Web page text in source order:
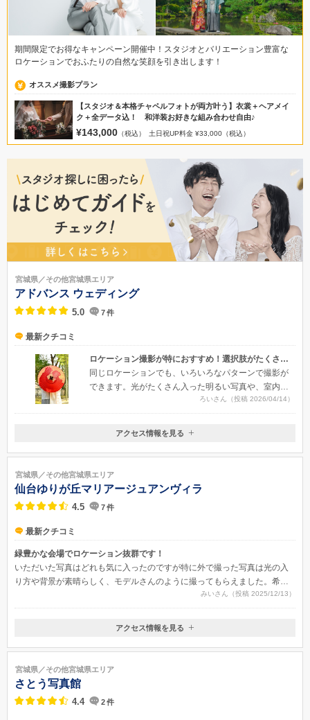
期間限定でお得なキャンペーン開催中！スタジオとバリエーション豊富な
ロケーションでおふたりの自然な笑顔を引き出します！
オススメ撮影プラン
【スタジオ＆本格チャペルフォトが両方叶う】衣裳＋ヘアメイ
ク＋全データ込！ 和洋装お好きな組み合わせ自由♪
¥143,000 （税込） 土日祝UP料金 ¥33,000（税込）
宮城県／その他宮城県エリア
アドバンス ウェディング
5.0 7件
最新クチコミ
ロケーション撮影が特におすすめ！選択肢がたくさんあるスタジオ
同じロケーションでも、いろいろなパターンで撮影が
できます。光がたくさん入った明るい写真や、室内の
落ち着いた雰囲気の写真など...どれもプロに頼んで良
かったと思える、綺麗で素敵な写真ばかりでした。
ろいさん（投稿 2026/04/14）
宮城県東松島市矢本字作田浦188-12
アクセス情報を見る
宮城県／その他宮城県エリア
仙台ゆりが丘マリアージュアンヴィラ
4.5 7件
最新クチコミ
緑豊かな会場でロケーション抜群です！
いただいた写真はどれも気に入ったのですが特に外で撮った写真は光の入
り方や背景が素晴らしく、モデルさんのように撮ってもらえました。希望
みいさん（投稿 2025/12/13）
宮城県名取市ゆりが丘1-18-1
JR長町駅・地下鉄長町駅より宮城交通バス尚絅学院大行で20分（ゆりが
丘入口下車）
アクセス情報を見る
宮城県／その他宮城県エリア
さとう写真館
4.4 2件